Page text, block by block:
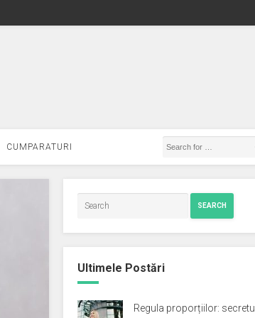
CUMPARATURI
SEARCH
Ultimele Postări
Regula proporțiilor: secretul